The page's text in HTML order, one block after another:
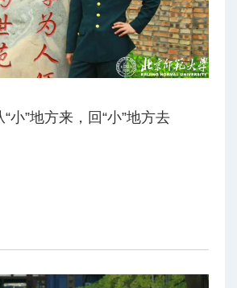
小”地方来，回“小”地方去